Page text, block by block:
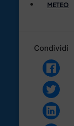
METEO
Condividi